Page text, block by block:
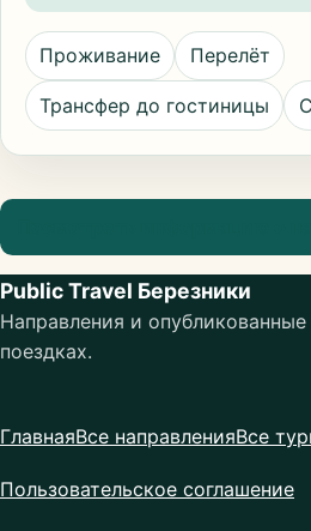
Проживание Перелёт
Трансфер до гостиницы
Public Travel Березники
Направления и
поездках.
ГлавнаяВсе направленияВсе
Пользовательское соглашение